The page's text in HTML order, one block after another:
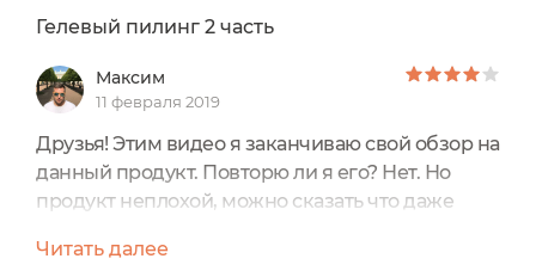
Гелевый пилинг 2 часть
Максим
11 февраля 2019
Друзья! Этим видео я заканчиваю свой обзор на
данный продукт. Повторю ли я его? Нет. Но
продукт неплохой, можно сказать что даже
выглаживает тектстуру мало. Знаю что он
Читать далее